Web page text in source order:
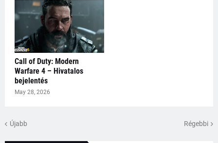
Call of Duty: Modern
Warfare 4 – Hivatalos
bejelentés
May 28, 2026
Újabb Régebbi